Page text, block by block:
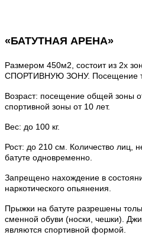
«БАТУТНАЯ АРЕНА»
Размером 450м2, состоит из 2х
СПОРТИВНУЮ ЗОНУ. Посещение
Возраст: посещение общей зоны
спортивной зоны от 10 лет.
Вес: до 100 кг.
Рост: до 210 см. Количество лиц,
батуте одновременно.
Запрещено нахождение в
наркотического опьянения.
Прыжки на батуте разрешены
сменной обуви (носки, чешки).
являются спортивной формой.